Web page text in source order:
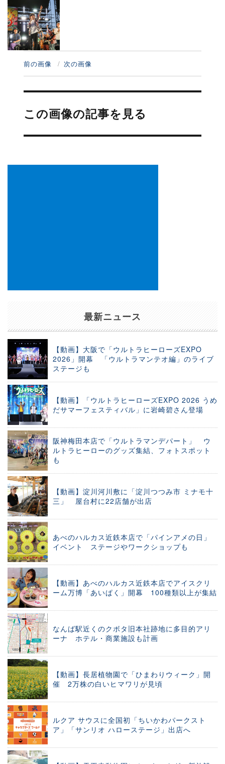
前の画像 次の画像
投
ナ
ビ
ー
この画像の記事を見る
最新ニュース
【動画】大阪で「ウルトラヒーローズEXPO
2026」開幕 「ウルトラマンテオ編」のライブ
ステージも
【動画】「ウルトラヒーローズEXPO 2026 うめ
だサマーフェスティバル」に岩崎碧さん登場
阪神梅田本店で「ウルトラマンデパート」 ウ
ルトラヒーローのグッズ集結、フォトスポット
も
【動画】淀川河川敷に「淀川つつみ市 ミナモ十
三」 屋台村に22店舗が出店
あべのハルカス近鉄本店で「パインアメの日」
イベント ステージやワークショップも
【動画】あべのハルカス近鉄本店でアイスクリ
ーム万博「あいぱく」開幕 100種類以上が集結
なんば駅近くのクボタ旧本社跡地に多目的アリ
ーナ ホテル・商業施設も計画
【動画】長居植物園で「ひまわりウィーク」開
催 2万株の白いヒマワリが見頃
ルクア サウスに全国初「ちいかわパークスト
ア」「サンリオ ハローステージ」出店へ